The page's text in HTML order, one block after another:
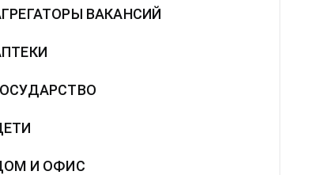
ВАКАНСИЙ
И ОФИС